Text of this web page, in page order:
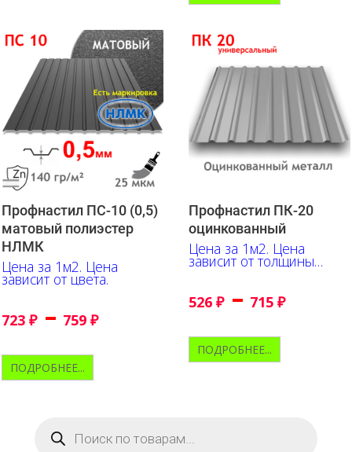
Профнастил ПС-10 (0,5)
матовый полиэстер
НЛМК
Цена за 1м2. Цена
зависит от цвета.
723 ₽ – 759 ₽
ПОДРОБНЕЕ...
Профнастил ПК-20
оцинкованный
Цена за 1м2. Цена
зависит от толщины
526 ₽ – 715 ₽
ПОДРОБНЕЕ...
товаров